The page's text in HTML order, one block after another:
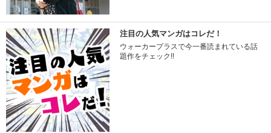
注目の人気マンガはコレだ！
ウォーカープラスで今一番読まれている話
題作をチェック!!